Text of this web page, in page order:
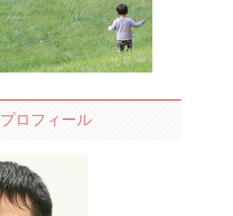
プロフィール